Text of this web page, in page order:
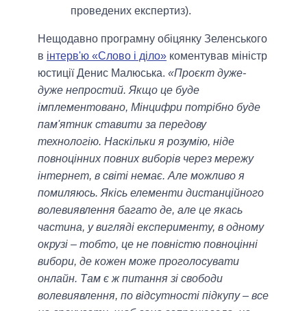
проведених експертиз).
Нещодавно програмну обіцянку Зеленського
в інтерв'ю «Слово і діло» коментував міністр
юстиції Денис Малюська. «Проєкт дуже-
дуже непростий. Якщо це буде
імплементовано, Мінцифри потрібно буде
пам'ятник ставити за передову
технологію. Наскільки я розумію, ніде
повноцінних повних виборів через мережу
інтернет, в світі немає. Але можливо я
помиляюсь. Якісь елементи дистанційного
волевиявлення багато де, але це якась
частина, у вигляді експерименту, в одному
окрузі – тобто, це не повністю повноцінні
вибори, де кожен може проголосувати
онлайн. Там є ж питання зі свободи
волевиявлення, по відсутності підкупу – все